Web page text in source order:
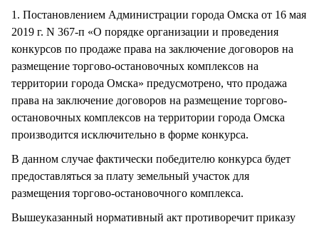
1. Постановлением Администрации города Омска от 16 мая
2019 г. N 367-п «О порядке организации и проведения
конкурсов по продаже права на заключение договоров на
размещение торгово-остановочных комплексов на
территории города Омска» предусмотрено, что продажа
права на заключение договоров на размещение торгово-
остановочных комплексов на территории города Омска
производится исключительно в форме конкурса.
В данном случае фактически победителю конкурса будет
предоставляться за плату земельный участок для
размещения торгово-остановочного комплекса.
Вышеуказанный нормативный акт противоречит приказу